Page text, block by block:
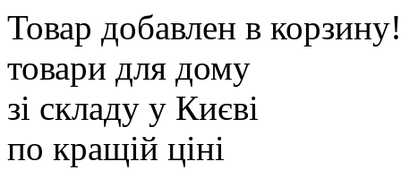
Товар добавлен в корзину!
товари для дому
зі складу у Києві
по кращій ціні